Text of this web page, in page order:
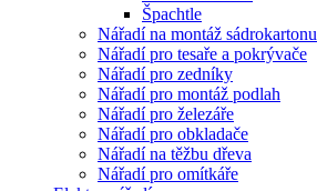
Špachtle
Nářadí na montáž sádrokartonu
Nářadí pro tesaře a pokrývače
Nářadí pro zedníky
Nářadí pro montáž podlah
Nářadí pro železáře
Nářadí pro obkladače
Nářadí na těžbu dřeva
Nářadí pro omítkáře